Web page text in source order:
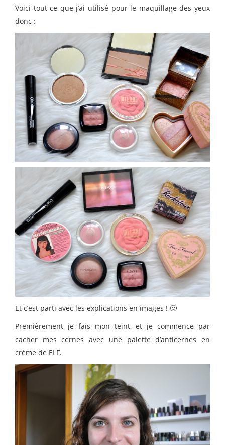
Voici tout ce que j’ai utilisé pour le maquillage des yeux
donc :
Et c’est parti avec les explications en images ! 🙂
Premièrement je fais mon teint, et je commence par
cacher mes cernes avec une palette d’anticernes en
crème de ELF.